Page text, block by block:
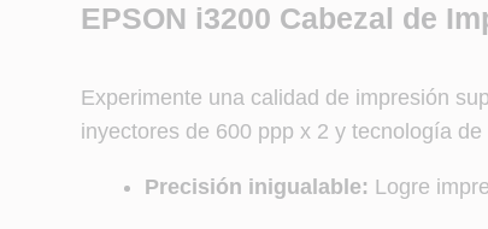
EPSON i3200 Cabezal de
Experimente una calidad de impresión
inyectores de 600 ppp x 2 y tecnología
Precisión inigualable: Logre